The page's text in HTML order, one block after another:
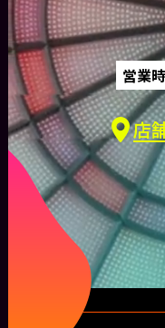
営業
店